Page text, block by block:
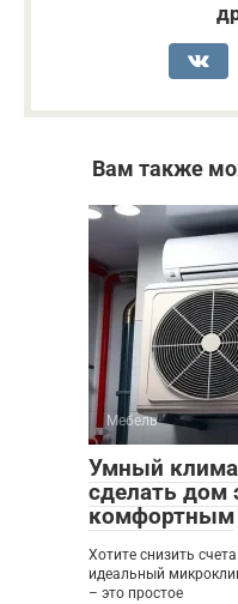
Вам также
Мебель
Умный
сделать
комфортным
Хотите снизить
идеальный
– это простое